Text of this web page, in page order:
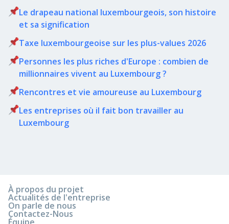
Le drapeau national luxembourgeois, son histoire
et sa signification
Taxe luxembourgeoise sur les plus-values 2026
Personnes les plus riches d'Europe : combien de
millionnaires vivent au Luxembourg ?
Rencontres et vie amoureuse au Luxembourg
Les entreprises où il fait bon travailler au
Luxembourg
À propos du projet
Actualités de l'entreprise
On parle de nous
Contactez-Nous